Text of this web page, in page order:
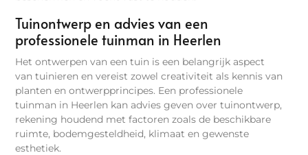
Tuinontwerp en advies van een
professionele tuinman in Heerlen
Het ontwerpen van een tuin is een belangrijk aspect
van tuinieren en vereist zowel creativiteit als kennis van
planten en ontwerpprincipes. Een professionele
tuinman in Heerlen kan advies geven over tuinontwerp,
rekening houdend met factoren zoals de beschikbare
ruimte, bodemgesteldheid, klimaat en gewenste
esthetiek.